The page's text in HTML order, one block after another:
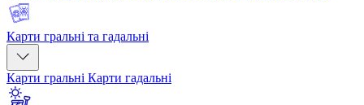
Карти гральні та гадальні
Карти гральні Карти гадальні